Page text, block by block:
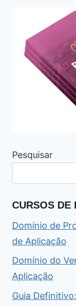
Pesquisar
CURSOS DE
Domínio de
de Aplicação
Domínio do
Aplicação
Guia